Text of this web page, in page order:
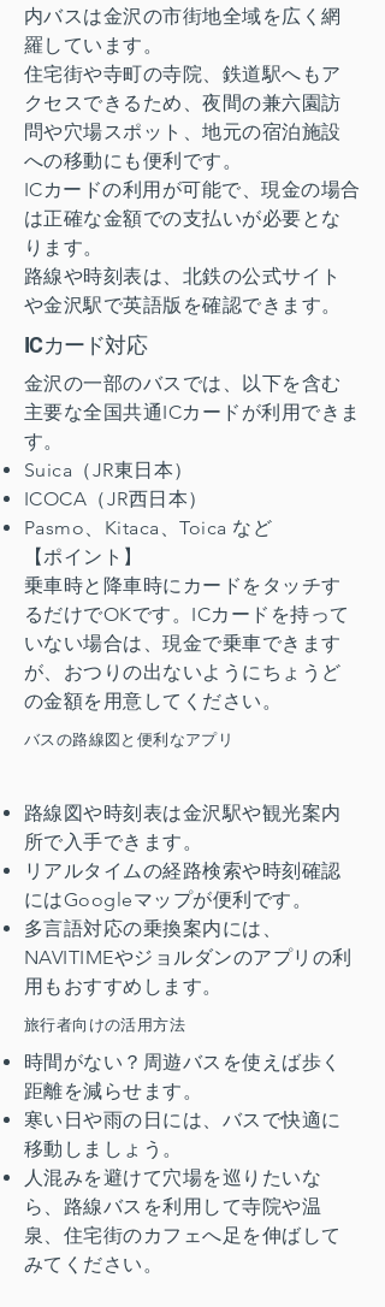
内バスは金沢の市街地全域を広く網
羅しています。
住宅街や寺町の寺院、鉄道駅へもア
クセスできるため、夜間の兼六園訪
問や穴場スポット、地元の宿泊施設
への移動にも便利です。
ICカードの利用が可能で、現金の場合
は正確な金額での支払いが必要とな
ります。
路線や時刻表は、北鉄の公式サイト
や金沢駅で英語版を確認できます。
ICカード対応
金沢の一部のバスでは、以下を含む
主要な全国共通ICカードが利用できま
す。
Suica（JR東日本）
ICOCA（JR西日本）
Pasmo、Kitaca、Toica など
【ポイント】
乗車時と降車時にカードをタッチす
るだけでOKです。ICカードを持って
いない場合は、現金で乗車できます
が、おつりの出ないようにちょうど
の金額を用意してください。
バスの路線図と便利なアプリ
路線図や時刻表は金沢駅や観光案内
所で入手できます。
リアルタイムの経路検索や時刻確認
にはGoogleマップが便利です。
多言語対応の乗換案内には、
NAVITIMEやジョルダンのアプリの利
用もおすすめします。
旅行者向けの活用方法
時間がない？周遊バスを使えば歩く
距離を減らせます。
寒い日や雨の日には、バスで快適に
移動しましょう。
人混みを避けて穴場を巡りたいな
ら、路線バスを利用して寺院や温
泉、住宅街のカフェへ足を伸ばして
みてください。